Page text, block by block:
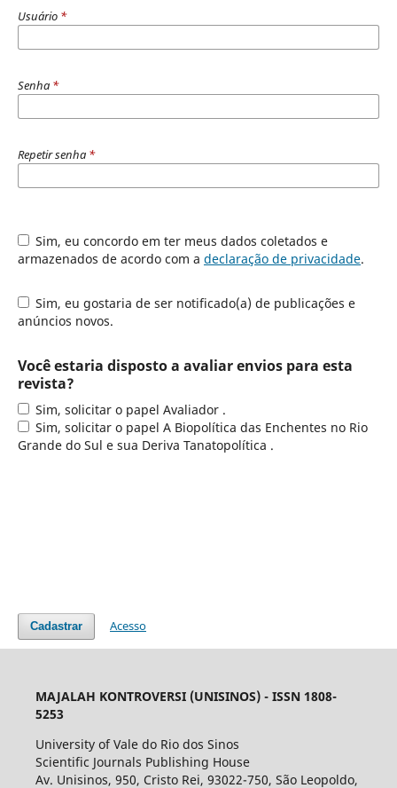
Usuário *
Senha *
Repetir senha *
Sim, eu concordo em ter meus dados coletados e
armazenados de acordo com a declaração de privacidade.
Sim, eu gostaria de ser notificado(a) de publicações e
anúncios novos.
Você estaria disposto a avaliar envios para esta
revista?
Sim, solicitar o papel Avaliador .
Sim, solicitar o papel A Biopolítica das Enchentes no Rio
Grande do Sul e sua Deriva Tanatopolítica .
Cadastrar Acesso
MAJALAH KONTROVERSI (UNISINOS) - ISSN 1808-
5253
University of Vale do Rio dos Sinos
Scientific Journals Publishing House
Av. Unisinos, 950, Cristo Rei, 93022-750, São Leopoldo,